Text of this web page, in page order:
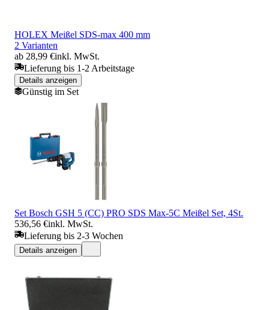
HOLEX Meißel SDS-max 400 mm
2 Varianten
ab 28,99 €inkl. MwSt.
Lieferung bis 1-2 Arbeitstage
Details anzeigen
Günstig im Set
Set Bosch GSH 5 (CC) PRO SDS Max-5C Meißel Set, 4St.
536,56 €inkl. MwSt.
Lieferung bis 2-3 Wochen
Details anzeigen